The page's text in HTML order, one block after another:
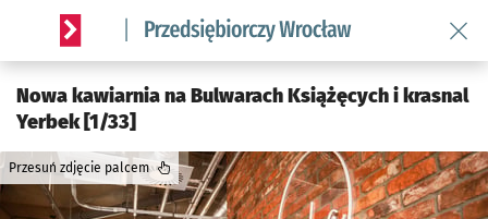
Serwis informacyjny wroclaw.pl podserwis: Strategia
Nowa kawiarnia na Bulwarach Książęcych i krasnal
Yerbek [1/33]
Przesuń zdjęcie palcem